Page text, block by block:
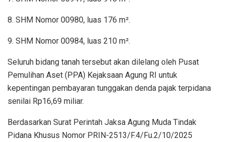
8. SHM Nomor 00980, luas 176 m².
9. SHM Nomor 00984, luas 210 m².
Seluruh bidang tanah tersebut akan dilelang oleh Pusat
Pemulihan Aset (PPA) Kejaksaan Agung RI untuk
kepentingan pembayaran tunggakan denda pajak terpidana
senilai Rp16,69 miliar.
Berdasarkan Surat Perintah Jaksa Agung Muda Tindak
Pidana Khusus Nomor PRIN-2513/F.4/Fu.2/10/2025